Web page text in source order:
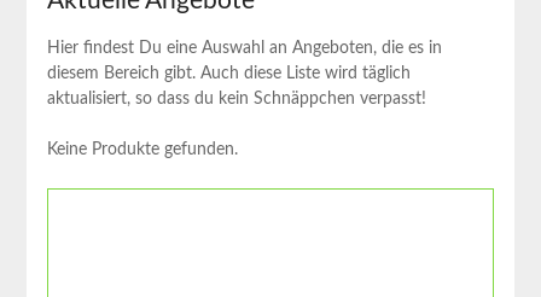
Hier findest Du eine Auswahl an Angeboten, die es in
diesem Bereich gibt. Auch diese Liste wird täglich
aktualisiert, so dass du kein Schnäppchen verpasst!
Keine Produkte gefunden.